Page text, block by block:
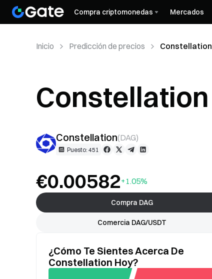
Compra criptomonedas Mercados
Inicio Predicción de precios
precios
Constellation(DAG)
Puesto: 451
€0.00582+1.05%
Compra DAG
Comercia DAG/USDT
¿Cómo Te Sientes Acerca De
Constellation Hoy?